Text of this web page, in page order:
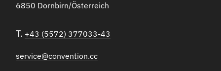
6850 Dornbirn/Österreich
T. +43 (5572) 377033-43
service@convention.cc